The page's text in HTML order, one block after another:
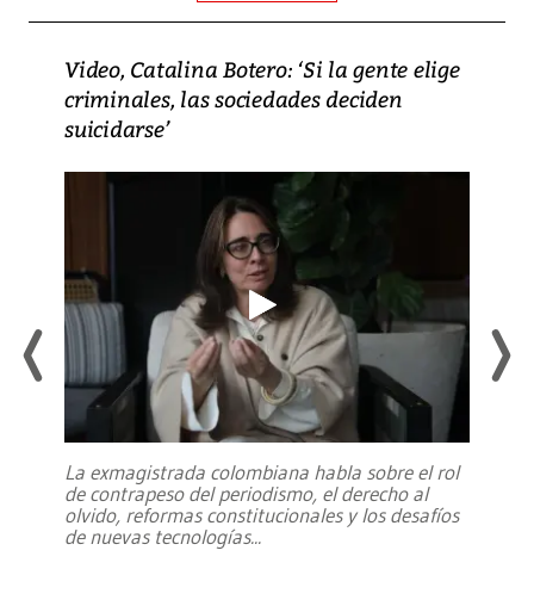
Video, Catalina Botero: ‘Si la gente elige
criminales, las sociedades deciden
suicidarse’
La exmagistrada colombiana habla sobre el rol
de contrapeso del periodismo, el derecho al
olvido, reformas constitucionales y los desafíos
de nuevas tecnologías...